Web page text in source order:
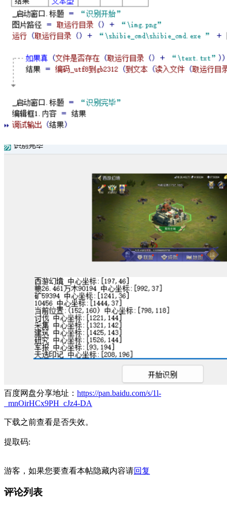
百度网盘分享地址： https://pan.baidu.com/s/1l-
_mnOirHCx9PH_cJz4-DA
下载之前查看是否失效。
提取码:
游客，如果您要查看本帖隐藏内容请回复
评论列表